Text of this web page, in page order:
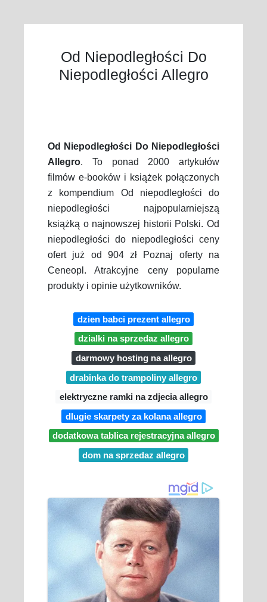
Od Niepodległości Do
Niepodległości Allegro
Od Niepodległości Do Niepodległości
Allegro. To ponad 2000 artykułów
filmów e-booków i książek połączonych
z kompendium Od niepodległości do
niepodległości najpopularniejszą
książką o najnowszej historii Polski. Od
niepodległości do niepodległości ceny
ofert już od 904 zł Poznaj oferty na
Ceneopl. Atrakcyjne ceny popularne
produkty i opinie użytkowników.
dzien babci prezent allegro
dzialki na sprzedaz allegro
darmowy hosting na allegro
drabinka do trampoliny allegro
elektryczne ramki na zdjecia allegro
dlugie skarpety za kolana allegro
dodatkowa tablica rejestracyjna allegro
dom na sprzedaz allegro